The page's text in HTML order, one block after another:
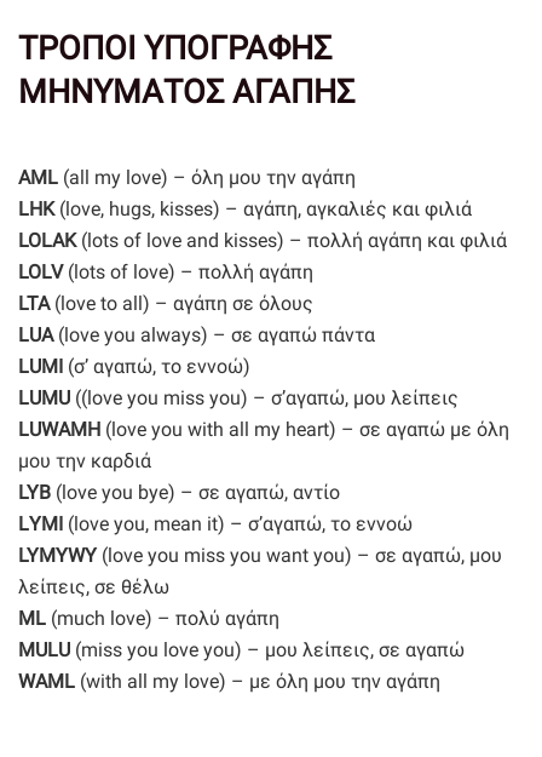
ΤΡΟΠΟΙ ΥΠΟΓΡΑΦΗΣ
ΜΗΝΥΜΑΤΟΣ ΑΓΑΠΗΣ
AML (all my love) – όλη μου την αγάπη
LHK(love, hugs, kisses) – αγάπη, αγκαλιές και φιλιά
LOLAK(lots of love and kisses) – πολλή αγάπη και φιλιά
LOLV(lots of love) – πολλή αγάπη
LTA(love to all) – αγάπη σε όλους
LUA(love you always) – σε αγαπώ πάντα
LUMI (σ’ αγαπώ, το εννοώ)
LUMU ((love you miss you) – σ’αγαπώ, μου λείπεις
LUWAMH (love you with all my heart) – σε αγαπώ με όλη
μου την καρδιά
LYB (love you bye) – σε αγαπώ, αντίο
LΥΜI (love you, mean it) – σ’αγαπώ, το εννοώ
LYMYWY (love you miss you want you) – σε αγαπώ, μου
λείπεις, σε θέλω
ML (much love) – πολύ αγάπη
MULU (miss you love you) – μου λείπεις, σε αγαπώ
WAML (with all my love) – με όλη μου την αγάπη